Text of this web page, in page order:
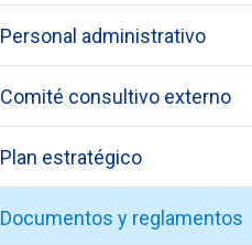
Personal administrativo
Comité consultivo externo
Plan estratégico
Documentos y reglamentos